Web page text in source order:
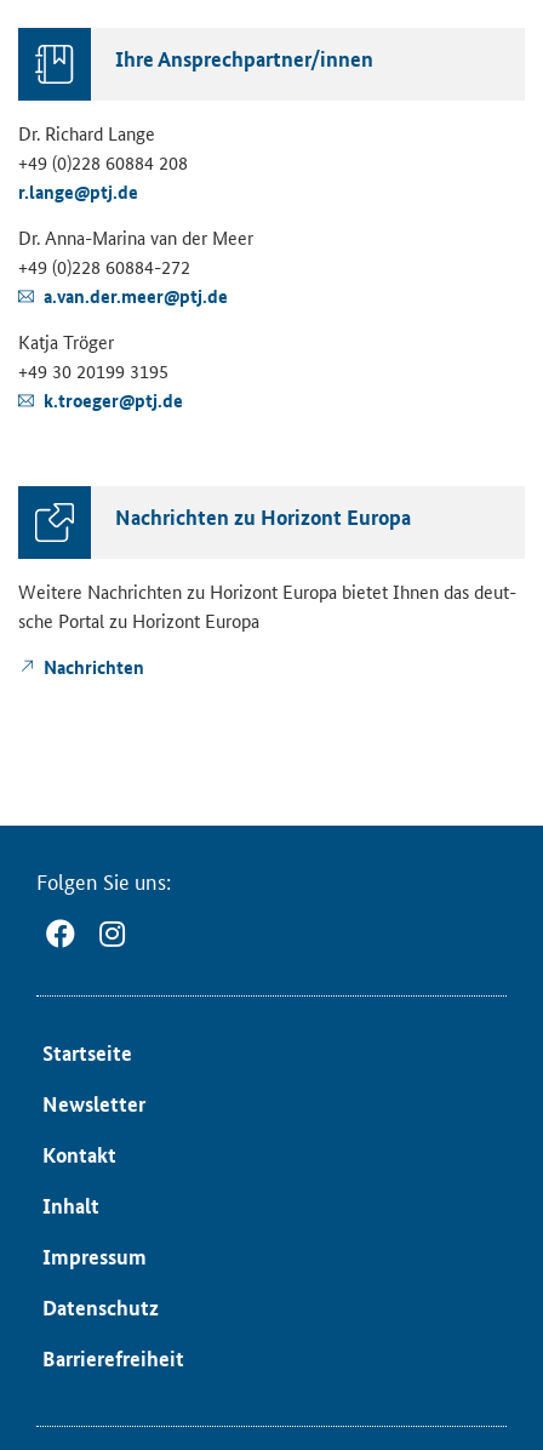
Ihre An­sprech­part­ner/innen
Dr. Ri­chard Lange
+49 (0)228 60884 208
r.lange@ptj.de
Dr. Anna-​Marina van der Meer
+49 (0)228 60884-​272
a.van.der.meer@ptj.de
Katja Trö­ger
+49 30 20199 3195
k.tro­e­ger@ptj.de
Nach­rich­ten zu Ho­ri­zont Eu­ro­pa
Wei­te­re Nach­rich­ten zu Ho­ri­zont Eu­ro­pa bie­tet Ihnen das deut­
sche Por­tal zu Ho­ri­zont Eu­ro­pa
Nach­rich­ten
Fol­gen Sie uns:
Start­sei­te
News­let­ter
Kon­takt
In­halt
Im­pres­sum
Da­ten­schutz
Bar­rie­re­frei­heit